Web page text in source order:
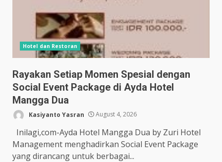
Hotel dan Restoran
Rayakan Setiap Momen Spesial dengan
Social Event Package di Ayda Hotel
Mangga Dua
Kasiyanto Yasran August 4, 2026
Inilagi,com-Ayda Hotel Mangga Dua by Zuri Hotel
Management menghadirkan Social Event Package
yang dirancang untuk berbagai...